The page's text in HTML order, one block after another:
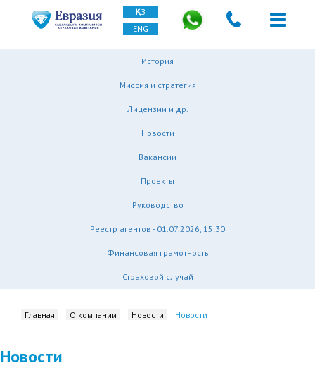
ҚАЗ
ENG
История
Миссия и стратегия
Лицензии и др.
Новости
Вакансии
Проекты
Руководство
Реестр агентов - 01.07.2026, 15:30
Финансовая грамотность
Страховой случай
Главная О компании Новости Новости
Новости